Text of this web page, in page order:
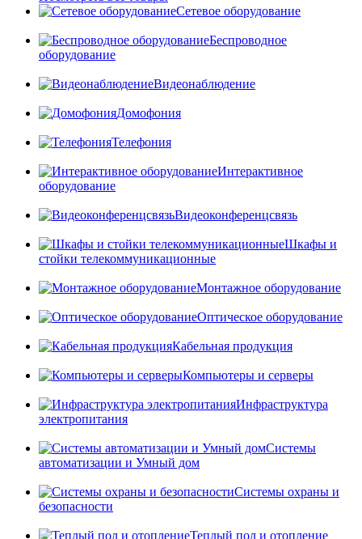
Сетевое оборудование
Беспроводное
оборудование
Видеонаблюдение
Домофония
Телефония
Интерактивное
оборудование
Видеоконференцсвязь
Шкафы и
стойки телекоммуникационные
Монтажное оборудование
Оптическое оборудование
Кабельная продукция
Компьютеры и серверы
Инфраструктура
электропитания
Системы
автоматизации и Умный дом
Системы охраны и
безопасности
Теплый пол и отопление